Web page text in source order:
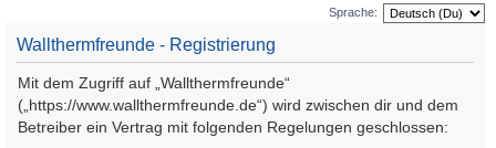
c
Sprache:
Wallthermfreunde - Registrierung
Mit dem Zugriff auf „Wallthermfreunde“
(„https://www.wallthermfreunde.de“) wird zwischen dir und dem
Betreiber ein Vertrag mit folgenden Regelungen geschlossen: